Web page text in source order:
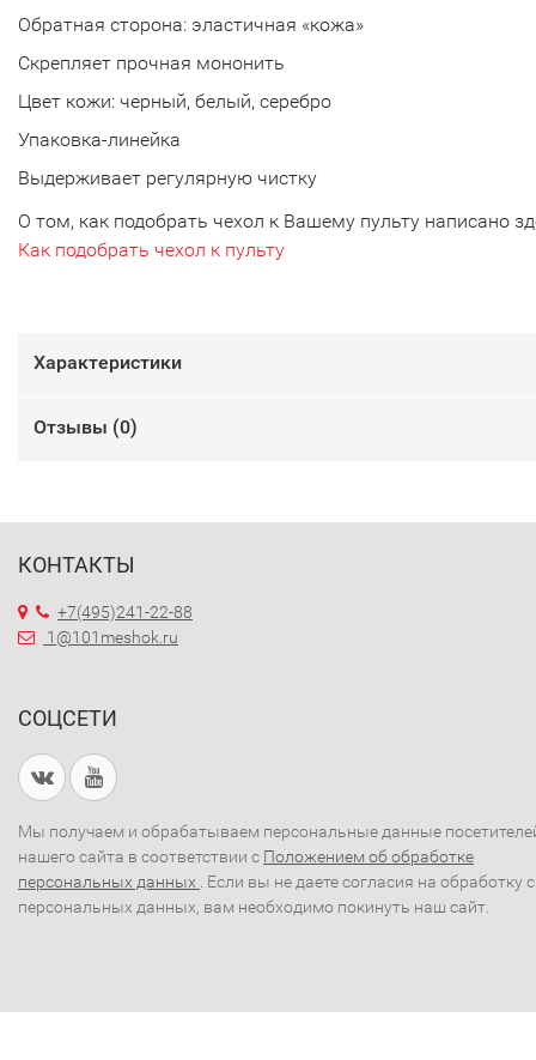
Обратная сторона: эластичная «кожа»
Скрепляет прочная мононить
Цвет кожи: черный, белый, серебро
Упаковка-линейка
Выдерживает регулярную чистку
О том, как подобрать чехол к Вашему пульту написано
Как подобрать чехол к пульту
Характеристики
Отзывы (0)
КОНТАКТЫ
+7(495)241-22-88
1@101meshok.ru
СОЦСЕТИ
Мы получаем и обрабатываем персональные данные
нашего сайта в соответствии с Положением об обработке
персональных данных . Если вы не даете согласия на обработку
персональных данных, вам необходимо покинуть наш сайт.